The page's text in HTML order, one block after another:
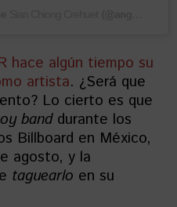
hace algún tiempo su
artista. ¿Será que
Lo cierto es que
banddurante los
Billboard en México,
agosto, y la
taguearlo en su